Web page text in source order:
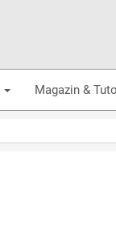
Magazin &